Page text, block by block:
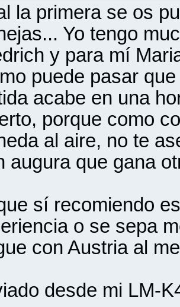
la primera se os
Yo tengo
y para mí
puede pasar
acabe en una
porque como
al aire, no te
augura que gana
sí recomiendo
o se sepa
con Austria al
desde mi LM-